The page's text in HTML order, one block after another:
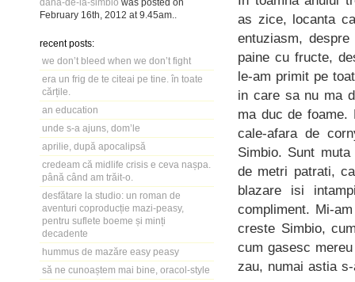
February 16th, 2012 at 9.45am
recent posts:
we don’t bleed when we don’t fight
era un frig de te citeai pe tine. în toate
cărțile.
an education
unde s-a ajuns, dom’le
aprilie, după apocalipsă
credeam că midlife crisis e ceva nașpa.
până când am trăit-o.
desfătare la studio: un roman de
aventuri coproducție mazi-peasy,
pentru suflete boeme și minți
decadente
hummus de mazăre easy peasy
să ne cunoaștem mai bine, oracol-style
as zice, locanta
entuziasm, despre
paine cu fructe,
le-am primit pe
in care sa nu ma
ma duc de
cale-afara de
Simbio. Sunt
de metri patrati,
blazare isi
compliment. Mi-
creste Simbio,
cum gasesc
zau, numai astia